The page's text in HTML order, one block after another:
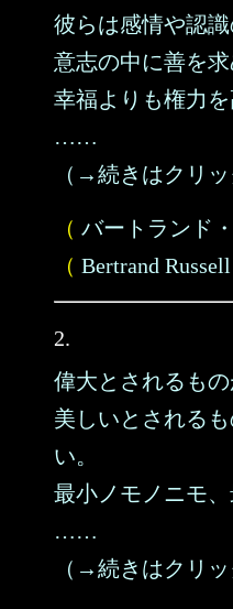
彼らは感情や認識
意志の中に善を求
幸福よりも権力を
……
（→続きはクリッ
（ バートランド
（ Bertrand Russell
2.
偉大とされるもの
美しいとされる
い。
最小ノモノニモ、
……
（→続きはクリッ